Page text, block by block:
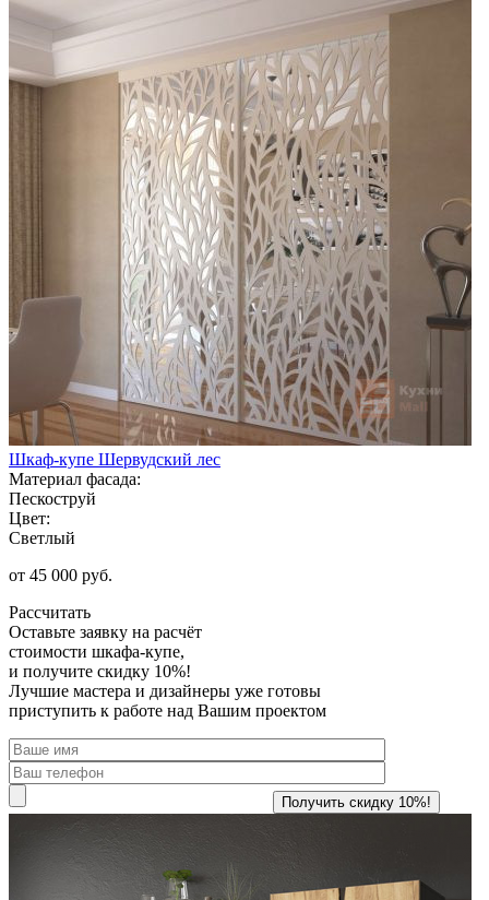
Шкаф-купе Шервудский лес
Материал фасада:
Пескоструй
Цвет:
Светлый
от 45 000 руб.
Рассчитать
Оставьте заявку на расчёт
стоимости шкафа-купе,
и получите скидку 10%!
Лучшие мастера и дизайнеры уже готовы
приступить к работе над Вашим проектом